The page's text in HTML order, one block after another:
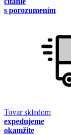
s porozumením
Tovar skladom
expedujeme
okamžite